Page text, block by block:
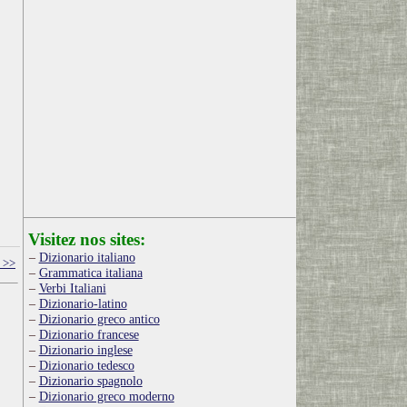
>>
Visitez nos sites:
Dizionario italiano
Grammatica italiana
Verbi Italiani
Dizionario-latino
Dizionario greco antico
Dizionario francese
Dizionario inglese
Dizionario tedesco
Dizionario spagnolo
Dizionario greco moderno